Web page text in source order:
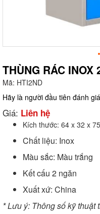
THÙNG RÁC INOX
Mã: HTI2ND
Hãy là người đầu tiên đánh
Giá: Liên hệ
Kích thước: 64 x 32 x
Chất liệu: Inox
Màu sắc: Màu trắng
Kết cấu 2 ngăn
Xuất xứ: China
* Lưu ý: Thông số kỹ thuật